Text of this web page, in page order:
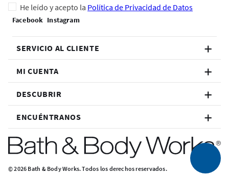
He leído y acepto la Política de Privacidad de Datos
SERVICIO AL CLIENTE
MI CUENTA
DESCUBRIR
ENCUÉNTRANOS
© 2026 Bath & Body Works. Todos los derechos reservados.